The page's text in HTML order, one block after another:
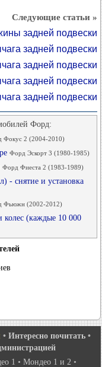
Следующие статьи »
задней подвески
задней подвески
задней подвески
задней подвески
задней подвески
Форд:
Фокус 2 (2004-2010)
Форд Эскорт 3 (1980-1985)
Форд Фиеста 2 (1983-1989)
- снятие и установка
Фьюжн (2002-2012)
колес (каждые 10 000
• Интересно почитать •
1 • Мондео 1 и 2 •